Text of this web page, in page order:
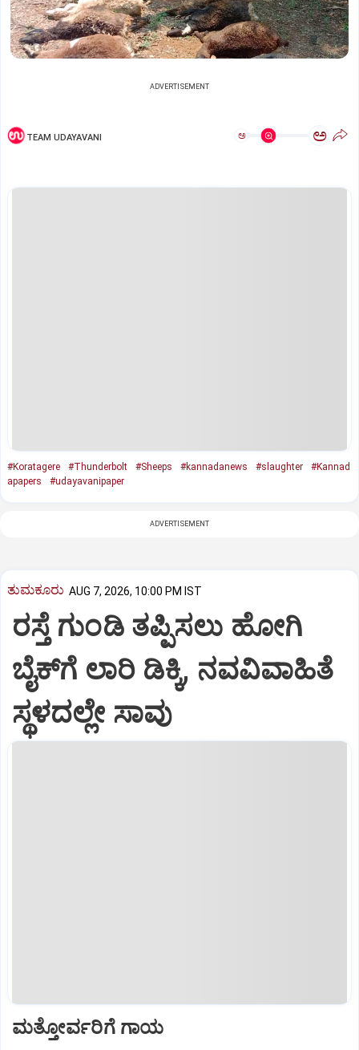
ADVERTISEMENT
TEAM UDAYAVANI ಅ ಅ
#Koratagere #Thunderbolt #Sheeps #kannadanews #slaughter
#Kannad
apapers
#udayavanipaper
ADVERTISEMENT
ತುಮಕೂರು AUG 7, 2026, 10:00 PM IST
ರಸ್ತೆ ಗುಂಡಿ ತಪ್ಪಿಸಲು ಹೋಗಿ
ಬೈಕ್‌ಗೆ ಲಾರಿ ಡಿಕ್ಕಿ, ನವವಿವಾಹಿತೆ
ಸ್ಥಳದಲ್ಲೇ ಸಾವು
ಮತ್ತೋರ್ವರಿಗೆ ಗಾಯ